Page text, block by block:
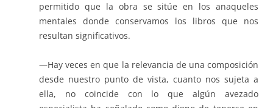
permitido que la obra se sitúe en los anaqueles
mentales donde conservamos los libros que nos
resultan significativos.
—Hay veces en que la relevancia de una composición
desde nuestro punto de vista, cuanto nos sujeta a
ella, no coincide con lo que algún avezado